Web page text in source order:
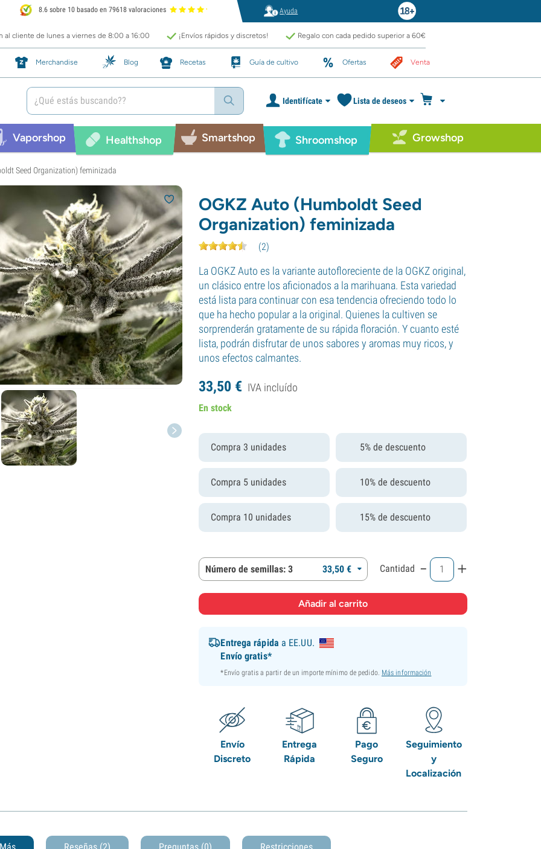
8.6 sobre 10 basado en 79618 valoraciones Ayuda
al cliente de lunes a viernes de 8:00 a 16:00 ¡Envíos rápidos y discretos! Regalo con cada pedido superior a 60€
Merchandise Blog Recetas Guía de cultivo Ofertas Venta
Identifícate Lista de deseos
Vaporshop Healthshop Smartshop Shroomshop Growshop
Seed Organization) feminizada
OGKZ Auto (Humboldt Seed
Organization) feminizada
(2)
La OGKZ Auto es la variante autofloreciente de la OGKZ original,
un clásico entre los aficionados a la marihuana. Esta variedad
está lista para continuar con esa tendencia ofreciendo todo lo
que ha hecho popular a la original. Quienes la cultiven se
sorprenderán gratamente de su rápida floración. Y cuanto esté
lista, podrán disfrutar de unos sabores y aromas muy ricos, y
unos efectos calmantes.
33,50 € IVA incluído
En stock
Compra 3 unidades 5% de descuento
Compra 5 unidades 10% de descuento
Compra 10 unidades 15% de descuento
Número de semillas: 3 33,50 € Cantidad - +
Entrega rápida a EE.UU.
Envío gratis*
*Envío gratis a partir de un importe mínimo de pedido. Más información
Envío
Discreto
Entrega
Rápida
Pago
Seguro
Seguimiento
y
Localización
Más Reseñas (2) Preguntas (0) Restricciones